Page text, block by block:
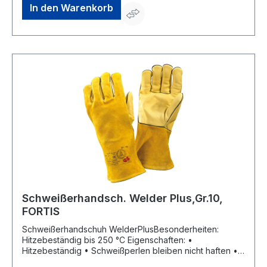
10Hersteller: Penkert GmbH, Xantener Str.12, 45479
Mülheim, DE, +49208419690, mail@penkert.com
In den Warenkorb
Schweißerhandsch. Welder Plus,Gr.10,
FORTIS
Schweißerhandschuh WelderPlusBesonderheiten:
Hitzebeständig bis 250 °C Eigenschaften: •
Hitzebeständig • Schweißperlen bleiben nicht haften •